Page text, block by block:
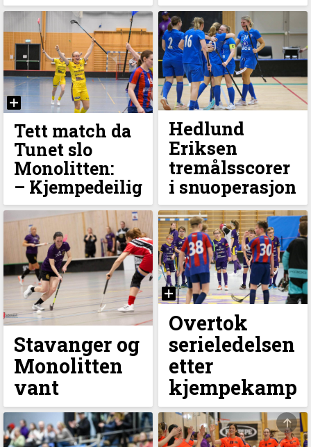
Tett match da
Tunet slo
Monolitten:
–⁠ Kjempedeilig
Hedlund
Eriksen
tremålsscorer
i snuoperasjon
Stavanger og
Monolitten
vant
Overtok
serieledelsen
etter
kjempekamp